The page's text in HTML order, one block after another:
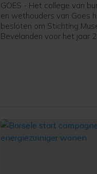
GOES - Het college van
en wethouders van Goes
besloten om Stichting
Bevelanden voor het jaar